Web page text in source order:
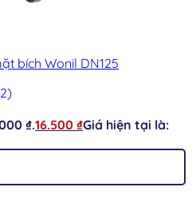
bích Wonil DN125
₫.16.500 ₫Giá hiện tại là: